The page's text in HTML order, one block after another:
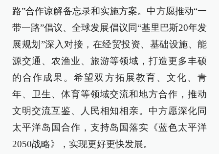
路”合作谅解备忘录和实施方案。中方愿推动“一
带一路”倡议、全球发展倡议同“基里巴斯20年发
展规划”深入对接，在经贸投资、基础设施、能
源交通、农渔业、旅游等领域，打造更多丰硕
的合作成果。希望双方拓展教育、文化、青
年、卫生、体育等领域交流和地方合作，推动
文明交流互鉴、人民相知相亲。中方愿深化同
太平洋岛国合作，支持岛国落实《蓝色太平洋
2050战略》，实现更好更快发展。